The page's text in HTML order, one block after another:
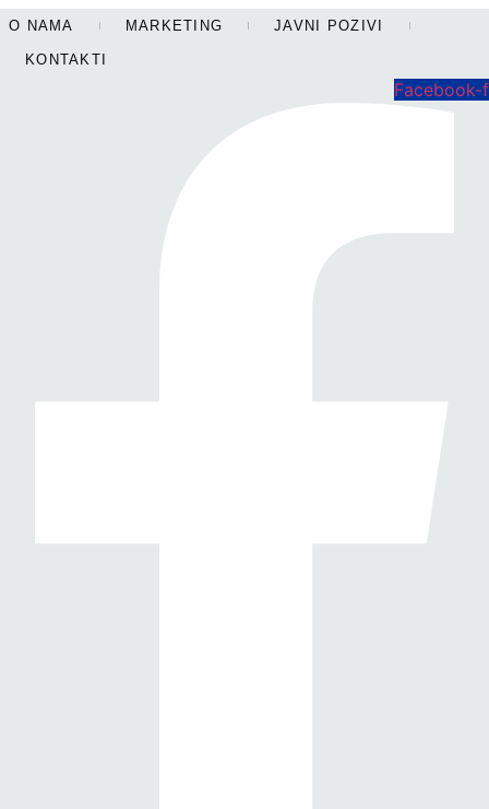
Skip
content
O NAMA MARKETING JAVNI POZIVI
KONTAKTI
Facebook-f